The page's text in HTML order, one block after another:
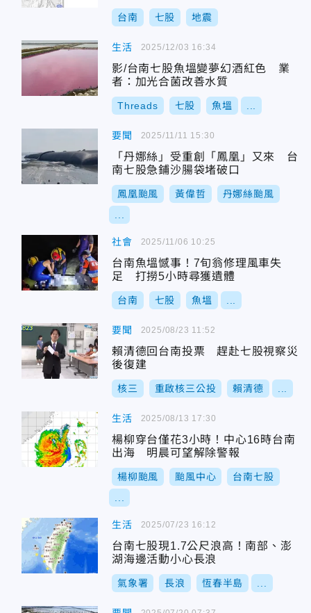
台南 七股 地震
生活
影/台南七股魚塭變夢幻酒紅色 業
者：加光合菌改善水質
Threads 七股 魚塭
2025/12/03 16:34
要聞
「丹娜絲」受重創「鳳凰」又來 台
南七股急鋪沙腸袋堵破口
鳳凰颱風 黃偉哲 丹娜絲颱風
2025/11/11 15:30
社會
台南魚塭憾事！7旬翁修理風車失
足 打撈5小時尋獲遺體
台南 七股 魚塭
2025/11/06 10:25
要聞
賴清德回台南投票 趕赴七股視察災
後復建
核三 重啟核三公投 賴清德
2025/08/23 11:52
生活
楊柳穿台僅花3小時！中心16時台南
出海 明晨可望解除警報
楊柳颱風 颱風中心 台南七股
2025/08/13 17:30
生活
台南七股現1.7公尺浪高！南部、澎
湖海邊活動小心長浪
氣象署 長浪 恆春半島
2025/07/23 16:12